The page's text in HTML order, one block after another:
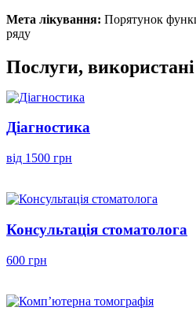
Мета лікування: Порятунок
ряду
Послуги, використані
Діагностика
від 1500 грн
Консультація стоматолога
600 грн